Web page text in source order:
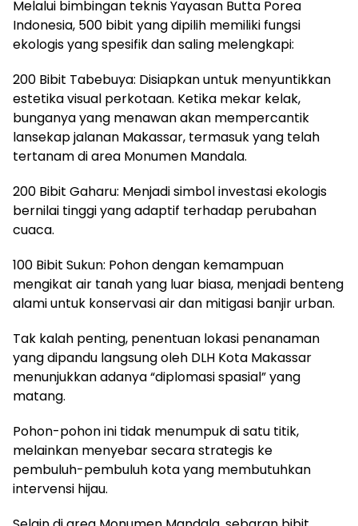
Melalui bimbingan teknis Yayasan Butta Porea
Indonesia, 500 bibit yang dipilih memiliki fungsi
ekologis yang spesifik dan saling melengkapi:
​200 Bibit Tabebuya: Disiapkan untuk menyuntikkan
estetika visual perkotaan. Ketika mekar kelak,
bunganya yang menawan akan mempercantik
lansekap jalanan Makassar, termasuk yang telah
tertanam di area Monumen Mandala.
​200 Bibit Gaharu: Menjadi simbol investasi ekologis
bernilai tinggi yang adaptif terhadap perubahan
cuaca.
​100 Bibit Sukun: Pohon dengan kemampuan
mengikat air tanah yang luar biasa, menjadi benteng
alami untuk konservasi air dan mitigasi banjir urban.
​Tak kalah penting, penentuan lokasi penanaman
yang dipandu langsung oleh DLH Kota Makassar
menunjukkan adanya “diplomasi spasial” yang
matang.
Pohon-pohon ini tidak menumpuk di satu titik,
melainkan menyebar secara strategis ke
pembuluh-pembuluh kota yang membutuhkan
intervensi hijau.